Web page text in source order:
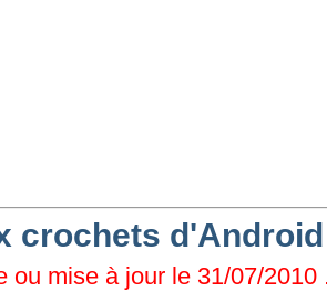
crochets
ou mise à jour le 31/07/2010